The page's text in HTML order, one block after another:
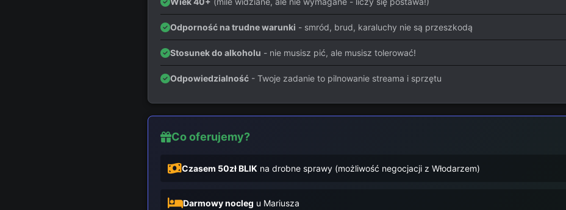
Odporność na trudne warunki - smród, brud, karaluchy nie są przeszkodą
Stosunek do alkoholu - nie musisz pić, ale musisz tolerować!
Odpowiedzialność - Twoje zadanie to pilnowanie streama i sprzętu
Co oferujemy?
Czasem 50zł BLIK na drobne sprawy (możliwość negocjacji z Włodarzem)
Darmowy nocleg u Mariusza